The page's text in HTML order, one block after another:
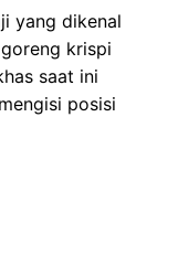
yang dikenal
krispi
saat ini
posisi